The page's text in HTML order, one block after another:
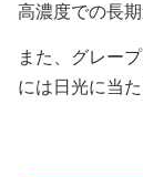
高濃度での長
また、グレー
には日光に当